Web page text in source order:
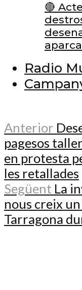
🔴
Radio
Anterior
pagesos
en protesta
les retallades
Següent La
nous creix
Tarragona